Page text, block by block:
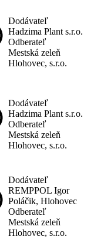
Dodávateľ
Hadzima Plant s.r.o.
Odberateľ
Mestská zeleň
Hlohovec, s.r.o.
Dodávateľ
Hadzima Plant s.r.o.
Odberateľ
Mestská zeleň
Hlohovec, s.r.o.
Dodávateľ
REMPPOL Igor
Poláčik, Hlohovec
Odberateľ
Mestská zeleň
Hlohovec, s.r.o.